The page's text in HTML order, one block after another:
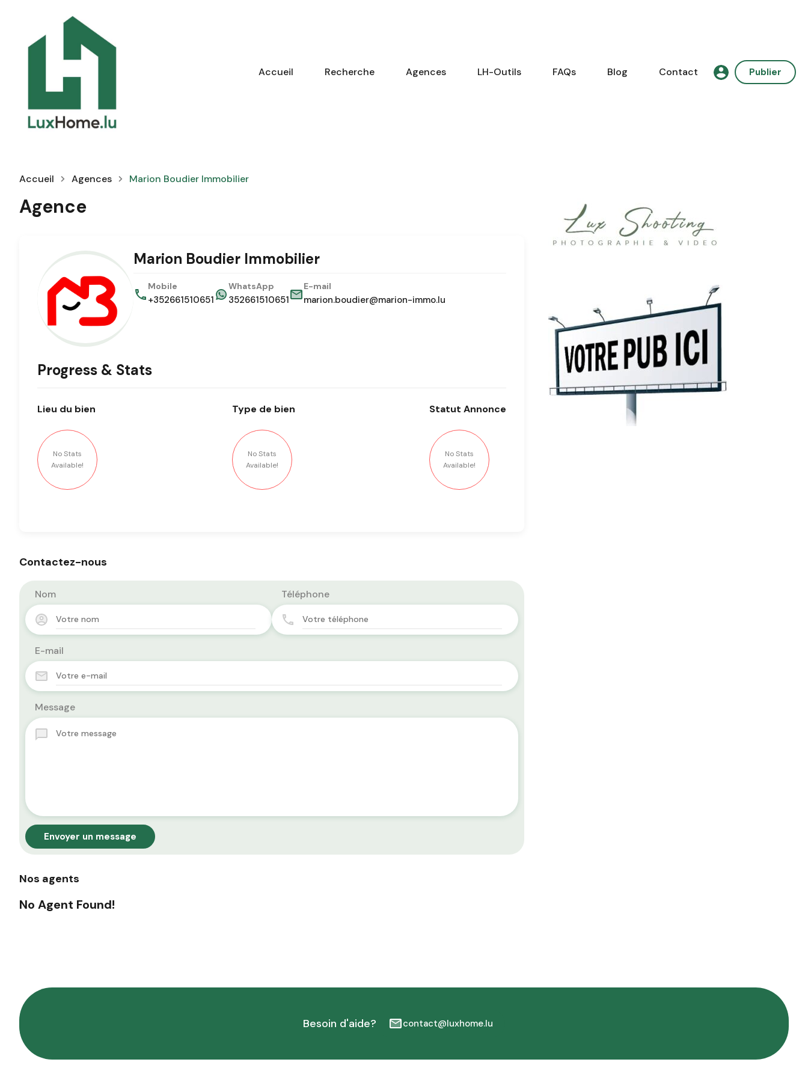
Accueil Recherche Agences LH-Outils FAQs Blog Contact Publier
Accueil Agences Marion Boudier Immobilier
Agence
Marion Boudier Immobilier
Mobile
+352661510651
WhatsApp
352661510651
E-mail
marion.boudier@marion-immo.lu
Progress & Stats
Lieu du bien
No Stats
Available!
Type de bien
No Stats
Available!
Statut Annonce
No Stats
Available!
Contactez-nous
Nom Téléphone
E-mail
Message
Envoyer un message
Nos agents
No Agent Found!
Besoin d'aide? contact@luxhome.lu